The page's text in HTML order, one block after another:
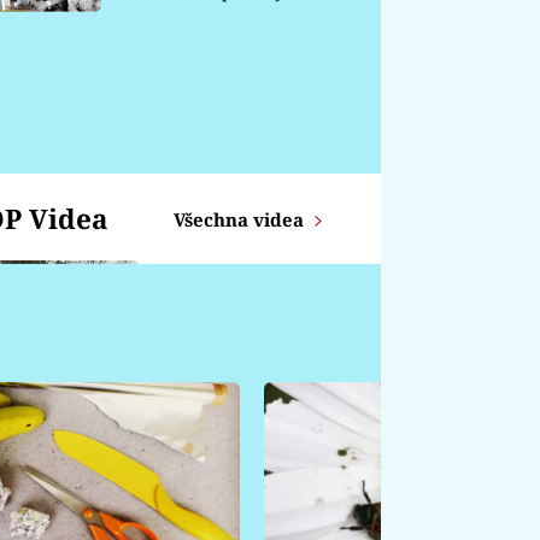
Videa Všechna videa
KOZOROH -
Týdenní horoskop od
14.4. - 20.4.
ŠTÍR - Týdenní